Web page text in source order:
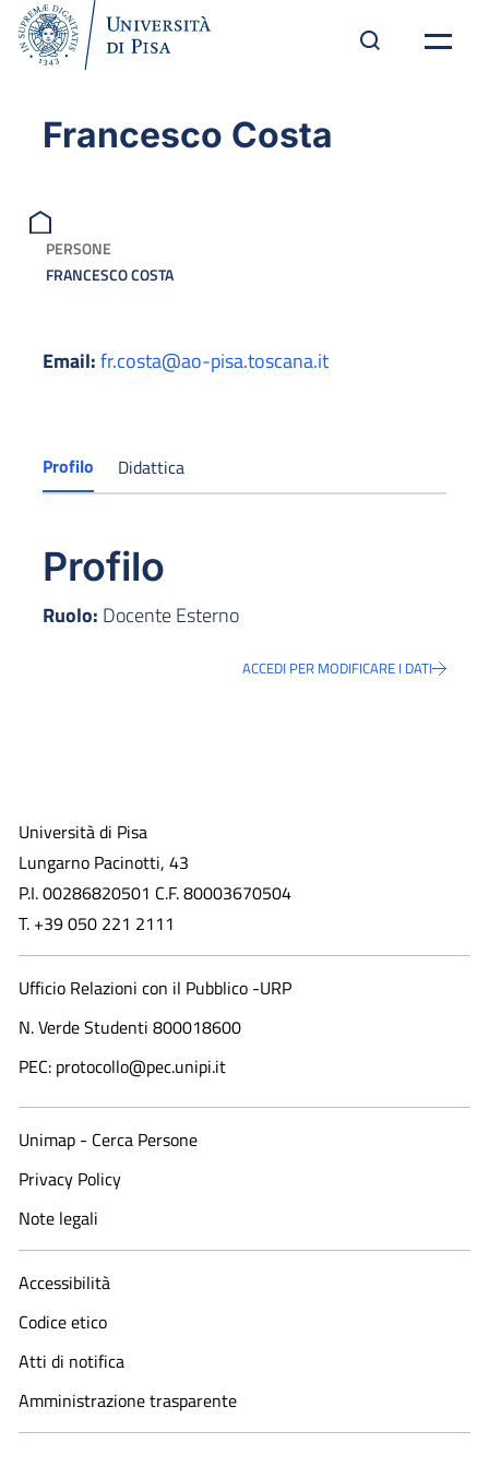
Francesco Costa
PERSONE
FRANCESCO COSTA
Email:fr.costa@ao-pisa.toscana.it
Profilo Didattica
Profilo
Ruolo: Docente Esterno
ACCEDI PER MODIFICARE I DATI
Università di Pisa
Lungarno Pacinotti, 43
P.I. 00286820501 C.F. 80003670504
T. +39 050 221 2111
Ufficio Relazioni con il Pubblico -URP
N. Verde Studenti 800018600​
PEC: protocollo@pec.unipi.it
Unimap - Cerca Persone
Privacy Policy
Note legali
Accessibilità
Codice etico
Atti di notifica
Amministrazione trasparente